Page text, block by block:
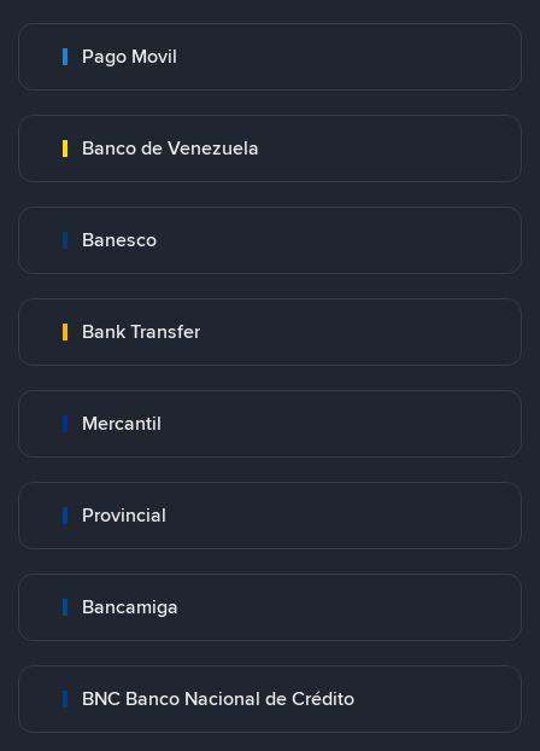
Pago Movil
Banco de Venezuela
Banesco
Bank Transfer
Mercantil
Provincial
Bancamiga
BNC Banco Nacional de Crédito